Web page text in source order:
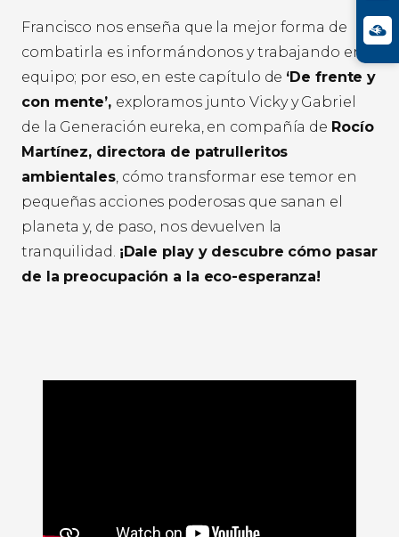
Francisco nos enseña que la mejor forma de
combatirla es informándonos y trabajando en
equipo; por eso, en este capítulo de ‘De frente y
con mente’, exploramos junto Vicky y Gabriel
de la Generación eureka, en compañía de Rocío
Martínez, directora de patrulleritos
ambientales, cómo transformar ese temor en
pequeñas acciones poderosas que sanan el
planeta y, de paso, nos devuelven la
tranquilidad. ¡Dale play y descubre cómo pasar
de la preocupación a la eco-esperanza!